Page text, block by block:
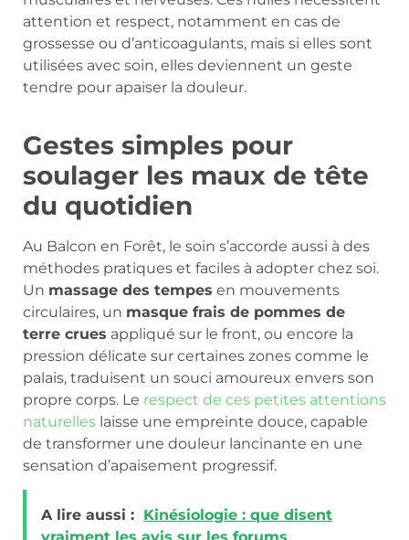
attention et respect, notamment en cas de
grossesse ou d’anticoagulants, mais si elles sont
utilisées avec soin, elles deviennent un geste
tendre pour apaiser la douleur.
Gestes simples pour
soulager les maux de tête
du quotidien
Au Balcon en Forêt, le soin s’accorde aussi à des
méthodes pratiques et faciles à adopter chez soi.
Un massage des tempes en mouvements
circulaires, un masque frais de pommes de
terre crues appliqué sur le front, ou encore la
pression délicate sur certaines zones comme le
palais, traduisent un souci amoureux envers son
propre corps. Le respect de ces petites attentions
naturelles laisse une empreinte douce, capable
de transformer une douleur lancinante en une
sensation d’apaisement progressif.
A lire aussi : Kinésiologie : que disent